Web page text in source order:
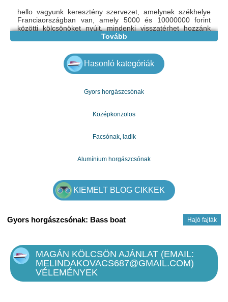
hello vagyunk keresztény szervezet, amelynek székhelye
Franciaországban van, amely 5000 és 10000000 forint
közötti kölcsönöket nyújt, mindenki visszatérhet hozzánk
egy 2% -os kamatlábon. mi lesz az Ön rendelkezésére,
Itt van az e-mailünk, kérjük, lépjen velünk kapcsolatba a
kölcsön adtairól.
melindakovacs687@gmail.com)
Tovább
Hasonló kategóriák
Gyors horgászcsónak
Középkonzolos
Facsónak, ladik
Alumínium horgászcsónak
KIEMELT BLOG CIKKEK
Hajó fajták
Gyors horgászcsónak: Bass boat
MAGÁN KÖLCSÖN AJÁNLAT (EMAIL:
MELINDAKOVACS687@GMAIL.COM)
VÉLEMÉNYEK